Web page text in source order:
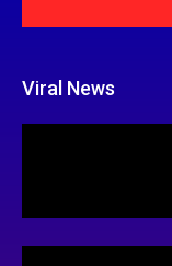
Viral News